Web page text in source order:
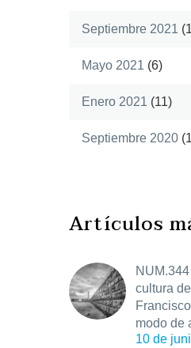
Septiembre 2021
Mayo 2021 (6)
Enero 2021 (11)
Septiembre 2020
Artículos
cultura
modo de
10 de